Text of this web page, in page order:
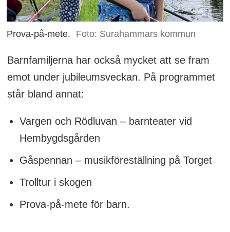
Prova-på-mete. Foto: Surahammars kommun
Barnfamiljerna har också mycket att se fram
emot under jubileumsveckan. På programmet
står bland annat:
Vargen och Rödluvan – barnteater vid
Hembygdsgården
Gåspennan – musikföreställning på Torget
Trolltur i skogen
Prova-på-mete för barn.